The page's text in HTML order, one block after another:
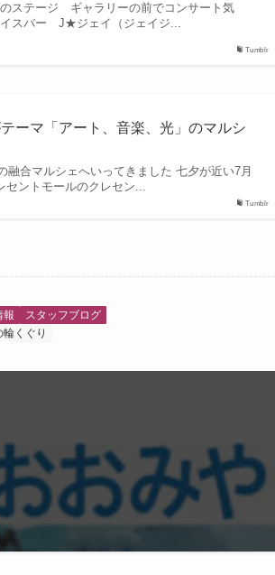
Tumblr
ステージ ギャラリーの前でコンサート気
イスバー J★ジェイ（ジェイジ...
Tumblr
ーマ「アート、音楽、光」のマルシ
合マルシェへいってきました 七夕が近い7月
セントモールのクレセン...
報
スタッフブログ
輪くぐり